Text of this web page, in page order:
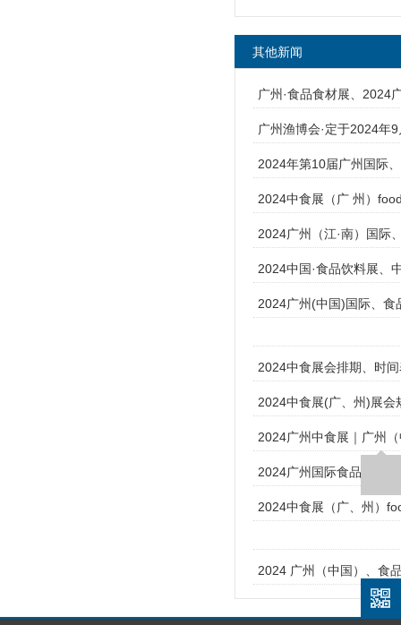
其他新闻
广州·食品食材展、2024
广州渔博会·定于2024年
2024年第10届广州国际
2024中食展（广 州）
2024广州（江·南）国际
2024中国·食品饮料展、
2024广州(中国)国际、食
2024中食展会排期、时
2024中食展(广、州)展会
2024广州中食展｜广州
2024广州国际食品食材
2024中食展（广、州）
2024 广州（中国）、食